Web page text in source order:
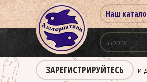
Наш
ЗАРЕГИСТРИРУЙТЕСЬ и